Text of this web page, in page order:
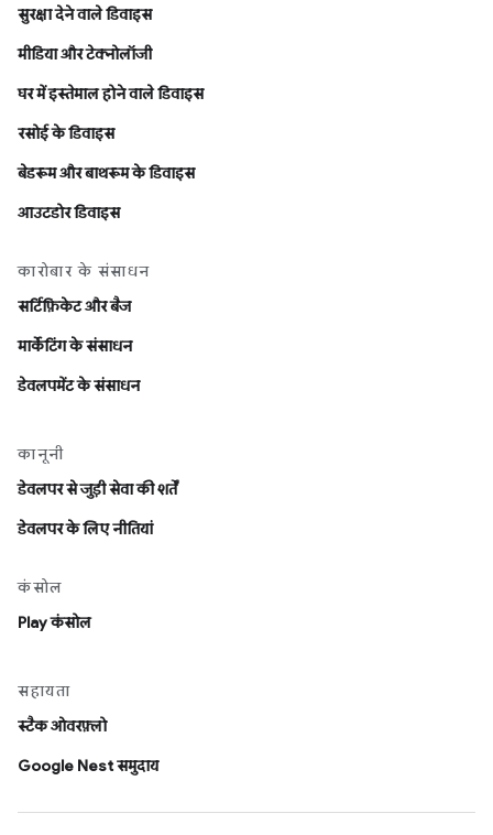
सुरक्षा देने वाले डिवाइस
मीडिया और टेक्नोलॉजी
घर में इस्तेमाल होने वाले डिवाइस
रसोई के डिवाइस
बेडरूम और बाथरूम के डिवाइस
आउटडोर डिवाइस
कारोबार के संसाधन
सर्टिफ़िकेट और बैज
मार्केटिंग के संसाधन
डेवलपमेंट के संसाधन
कानूनी
डेवलपर से जुड़ी सेवा की शर्तें
डेवलपर के लिए नीतियां
कंसोल
Play कंसोल
सहायता
स्टैक ओवरफ़्लो
Google Nest समुदाय